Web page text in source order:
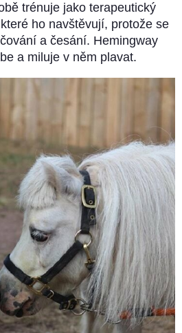
trénuje jako terapeutický
ho navštěvují, protože se
a česání. Hemingway
a miluje v něm plavat.